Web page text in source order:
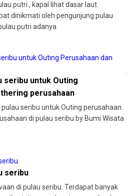
putri , kapal lihat dasar laut.
dinikmati oleh pengunjung pulau
putri adanya
seribu untuk Outing
perusahaan
seribu untuk Outing perusahaan.
di pulau seribu by Bumi Wisata
seribu
di pulau seribu. Terdapat banyak